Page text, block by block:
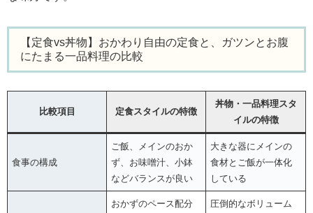
【定食vs丼物】おかわり自由の定食と、ガツンとお腹
にたまる一品料理の比較
比較項目 定食スタイルの特徴
丼物・一品料理スタ
イルの特徴
食事の構成
ご飯、メインのおか
ず、お味噌汁、小鉢
などバランスが良い
大きな器にメインの
食材とご飯が一体化
している
おかずのペース配分
圧倒的なボリューム